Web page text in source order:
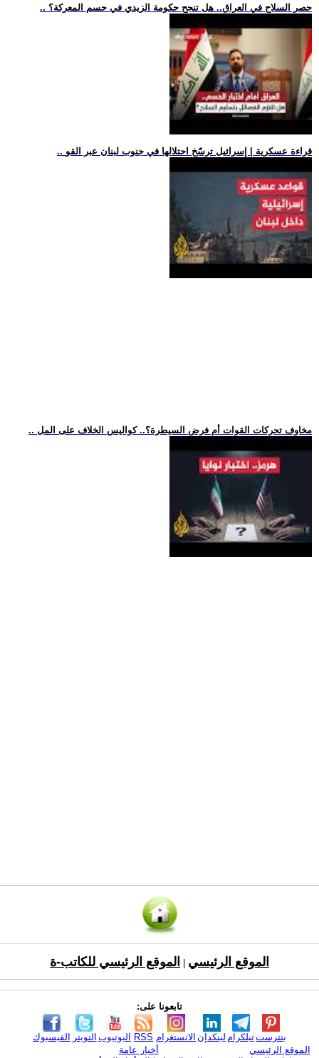
.. حصر السلاح في العراق.. هل تنجح حكومة الزيدي في حسم المعركة؟
.. قراءة عسكرية | إسرائيل ترسّخ احتلالها في جنوب لبنان عبر القو
.. مخاوف تحركات القوات أم فرض السيطرة؟.. كواليس الخلاف على المل
الموقع الرئيسي الموقع الرئيسي للكاتب-ة
تابعونا على:
الفيسبوك التويتر اليوتيوب RSS الانستغرام لينكدإن تيلكرامبنترست
الموقع الرئيسي
أخبار عامة